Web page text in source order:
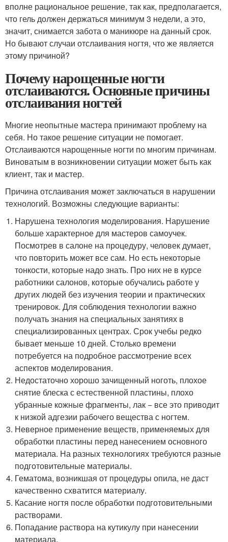
вполне рациональное решение, так как, предполагается,
что гель должен держаться минимум 3 недели, а это,
значит, снимается забота о маникюре на данный срок.
Но бывают случаи отслаивания ногтя, что же является
этому причиной?
Почему нарощенные ногти
отслаиваются. Основные причины
отслаивания ногтей
Многие неопытные мастера принимают проблему на
себя. Но такое решение ситуации не помогает.
Отслаиваются нарощенные ногти по многим причинам.
Виноватым в возникновении ситуации может быть как
клиент, так и мастер.
Причина отслаивания может заключаться в нарушении
технологий. Возможны следующие варианты:
Нарушена технология моделирования. Нарушение
больше характерное для мастеров самоучек.
Посмотрев в салоне на процедуру, человек думает,
что повторить может все сам. Но есть некоторые
тонкости, которые надо знать. Про них не в курсе
работники салонов, которые обучались работе у
других людей без изучения теории и практических
тренировок. Для соблюдения технологии важно
получать знания на специальных занятиях в
специализированных центрах. Срок учебы редко
бывает меньше 10 дней. Столько времени
потребуется на подробное рассмотрение всех
аспектов моделирования.
Недостаточно хорошо зачищенный ноготь, плохое
снятие блеска с естественной пластины, плохо
убранные кожные фрагменты, лак − все это приводит
к низкой адгезии рабочего вещества с ногтем.
Неверное применение веществ, применяемых для
обработки пластины перед нанесением основного
материала. На разных технологиях требуются разные
подготовительные материалы.
Гематома, возникшая от процедуры опила, не даст
качественно схватится материалу.
Касание ногтя после обработки подготовительными
растворами.
Попадание раствора на кутикулу при нанесении
материала.